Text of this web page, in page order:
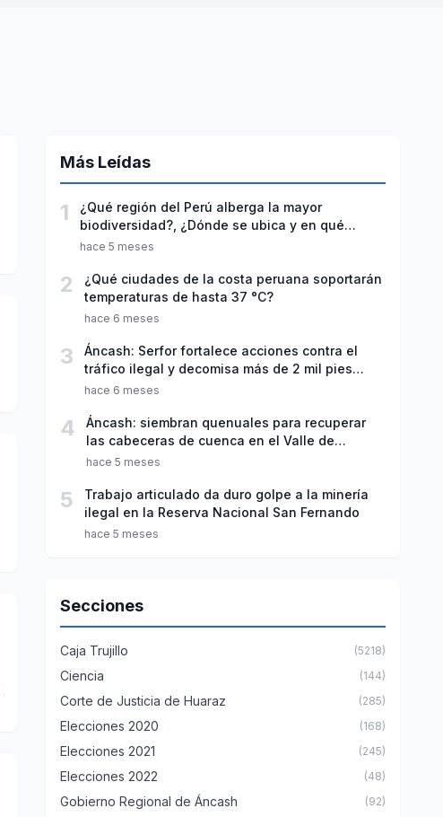
Más Leídas
1
¿Qué región del Perú alberga la mayor
biodiversidad?, ¿Dónde se ubica y en qué
destaca?
hace 5 meses
2
¿Qué ciudades de la costa peruana soportarán
temperaturas de hasta 37 °C?
hace 6 meses
3
Áncash: Serfor fortalece acciones contra el
tráfico ilegal y decomisa más de 2 mil pies
tablares de madera
hace 6 meses
4
Áncash: siembran quenuales para recuperar
las cabeceras de cuenca en el Valle de
Fortaleza
hace 5 meses
5
Trabajo articulado da duro golpe a la minería
ilegal en la Reserva Nacional San Fernando
hace 5 meses
Secciones
Caja Trujillo (5218)
Ciencia (144)
Corte de Justicia de Huaraz (285)
Elecciones 2020 (168)
Elecciones 2021 (245)
Elecciones 2022 (48)
Gobierno Regional de Áncash (92)